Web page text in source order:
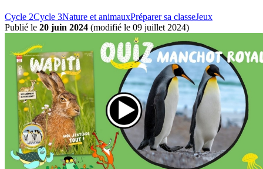
Cycle 2Cycle 3Nature et animauxPréparer sa classeJeux
Publié le 20 juin 2024 (modifié le 09 juillet 2024)